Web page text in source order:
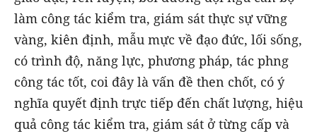
làm công tác kiểm tra, giám sát thực sự vững
vàng, kiên định, mẫu mực về đạo đức, lối sống,
có trình độ, năng lực, phương pháp, tác phng
công tác tốt, coi đây là vấn đề then chốt, có ý
nghĩa quyết định trực tiếp đến chất lượng, hiệu
quả công tác kiểm tra, giám sát ở từng cấp và